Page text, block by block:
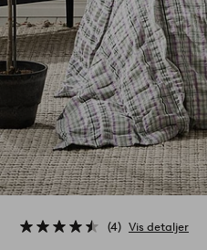
4 Vis detaljer